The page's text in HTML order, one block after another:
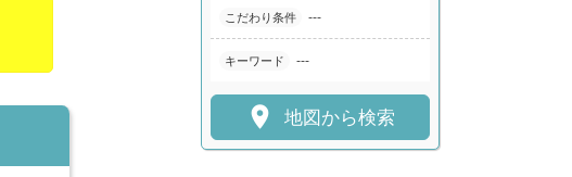
こだわり条件 ---
キーワード ---
 地図から検索